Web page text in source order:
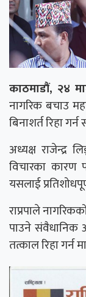
काठमाडौं, २४
नागरिक बचाउ
बिनाशर्त रिहा
अध्यक्ष राजेन्द्र
विचारका कारण
यसलाई
राप्रपाले
पाउने संवैधानिक
तत्काल रिहा गर्न